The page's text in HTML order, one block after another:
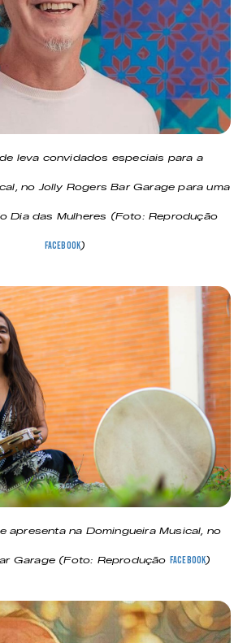
leva convidados especiais para a
no Jolly Rogers Bar Garage para uma
Dia das Mulheres (Foto: Reprodução
Facebook)
apresenta na Domingueira Musical, no
Garage (Foto: Reprodução Facebook)